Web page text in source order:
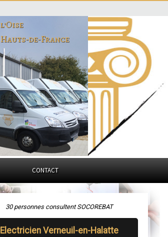
l'Oise
Hauts-de-France
CONTACT
30 personnes consultent SOCOREBAT
ElectricienVerneuil-en-Halatte